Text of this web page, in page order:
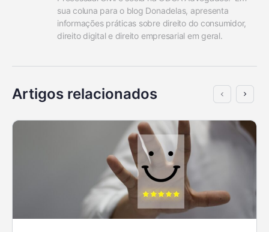
sua coluna para o blog Donadelas, apresenta
informações práticas sobre direito do consumidor,
direito digital e direito empresarial em geral.
Artigos relacionados